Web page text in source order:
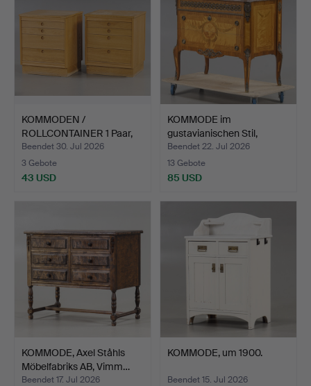
KOMMODEN /
ROLLCONTAINER 1 Paar,
Eiche, AB…
Beendet 30. Jul 2026
3 Gebote
43 USD
KOMMODE im
gustavianischen Stil,
Haupt-Mod…
Beendet 22. Jul 2026
13 Gebote
85 USD
KOMMODE, Axel Ståhls
Möbelfabriks AB, Vimm…
Beendet 17. Jul 2026
KOMMODE, um 1900.
Beendet 15. Jul 2026